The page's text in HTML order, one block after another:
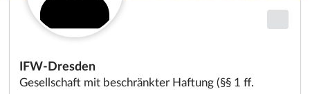
IFW-Dresden
Gesellschaft mit beschränkter Haftung (§§ 1 ff.